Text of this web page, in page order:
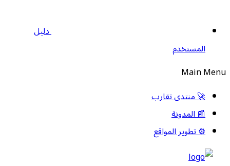
دليل
المستخدم
Main Menu
🚀 منتدى تقارب
📰 المدونة
⚙️ تطوير المواقع